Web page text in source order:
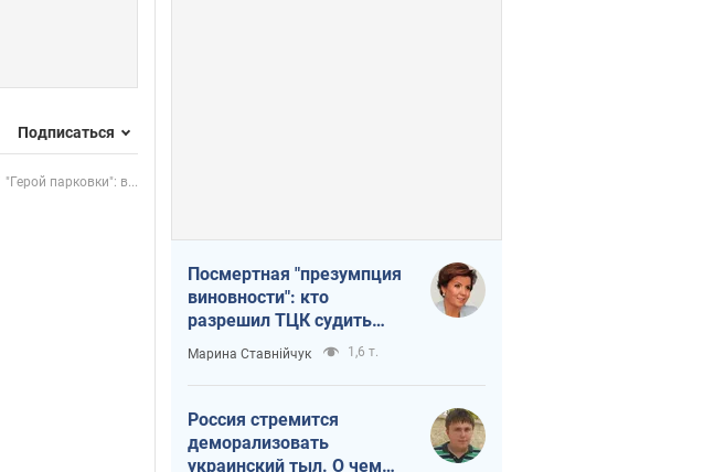
Подписаться
"Герой парковки": в...
Посмертная "презумпция
виновности": кто
разрешил ТЦК судить
погибших защитников
Марина Ставнійчук 1,6 т.
Россия стремится
деморализовать
украинский тыл. О чем